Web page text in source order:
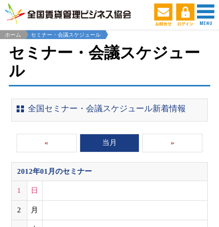
ホーム セミナー・会議スケジュール
セミナー・会議スケジュー
ル
全国セミナー・会議スケジュール新着情報
« 当月 »
2012年01月のセミナー
1 日
2 月